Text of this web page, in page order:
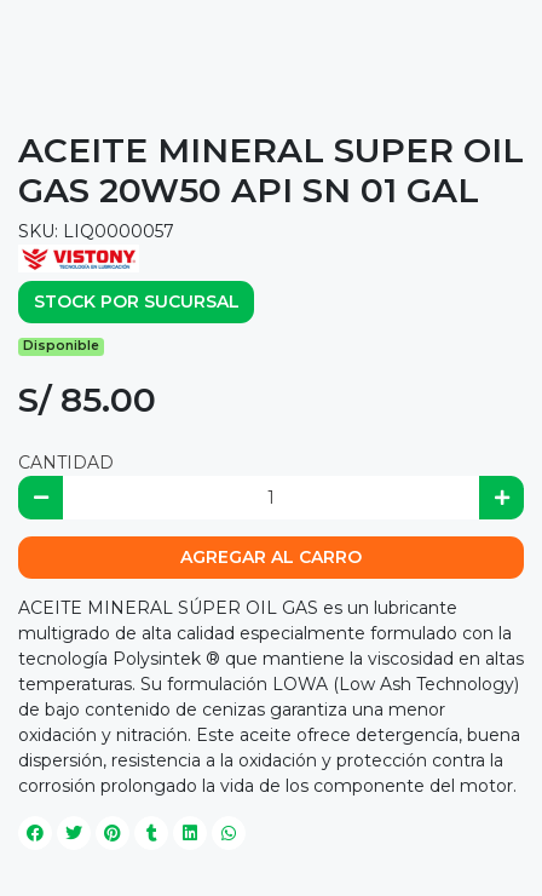
ACEITE MINERAL SUPER OIL
GAS 20W50 API SN 01 GAL
SKU: LIQ0000057
STOCK POR SUCURSAL
Disponible
S/ 85.00
CANTIDAD
AGREGAR AL CARRO
ACEITE MINERAL SÚPER OIL GAS es un lubricante
multigrado de alta calidad especialmente formulado con la
tecnología Polysintek ® que mantiene la viscosidad en altas
temperaturas. Su formulación LOWA (Low Ash Technology)
de bajo contenido de cenizas garantiza una menor
oxidación y nitración. Este aceite ofrece detergencía, buena
dispersión, resistencia a la oxidación y protección contra la
corrosión prolongado la vida de los componente del motor.